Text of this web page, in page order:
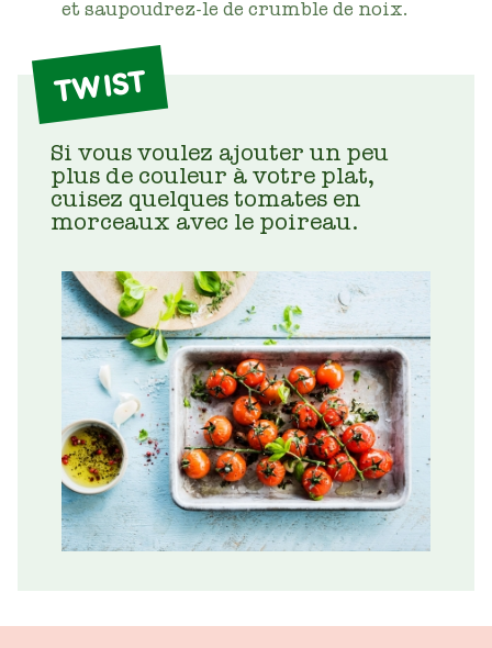
et saupoudrez-le de crumble de noix.
TWIST
Si vous voulez ajouter un peu
plus de couleur à votre plat,
cuisez quelques tomates en
morceaux avec le poireau.